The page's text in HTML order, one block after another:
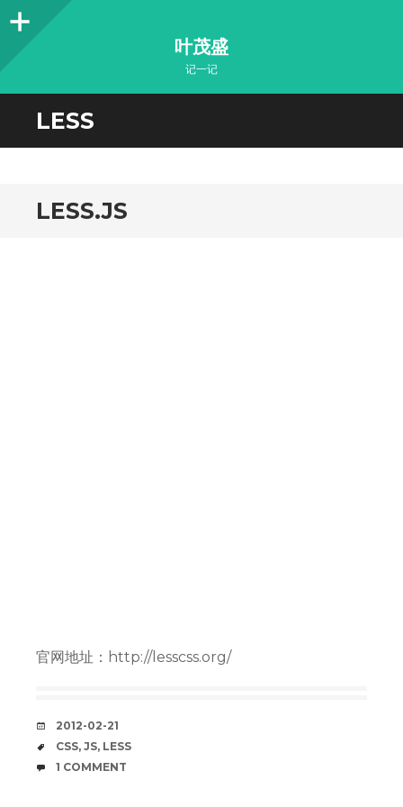
Sidebar
叶茂盛
记一记
LESS
LESS.JS
官网地址：http://lesscss.org/
DATE
2012-02-21
TAGS
CSS, JS, LESS
COMMENTS
1 COMMENT